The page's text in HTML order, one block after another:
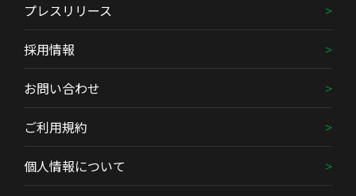
プレスリリース
採用情報
お問い合わせ
ご利用規約
個人情報について